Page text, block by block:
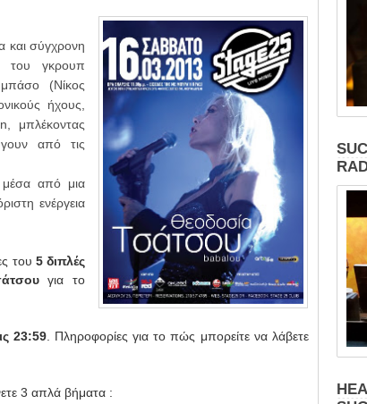
και σύγχρονη
του γκρουπ
(Νίκος
ήχους,
μπλέκοντας
από τις
από μια
ενέργεια
του 5 διπλές
για το
23:59. Πληροφορίες για το πώς μπορείτε να λάβετε
3 απλά βήματα :